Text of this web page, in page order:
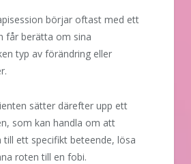
börjar oftast med ett
får berätta om sina
typ av förändring eller
sätter därefter upp ett
som kan handla om att
till ett specifikt beteende, lösa
roten till en fobi.